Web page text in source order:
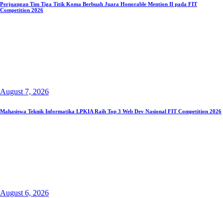
Perjuangan Tim Tiga Titik Koma Berbuah Juara Honorable Mention II pada FIT
Competition 2026
August 7, 2026
Mahasiswa Teknik Informatika LPKIA Raih Top 3 Web Dev Nasional FIT Competition 2026
August 6, 2026